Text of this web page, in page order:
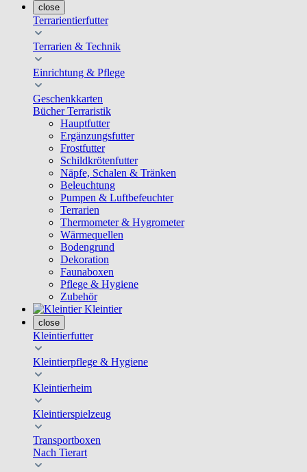
close
Terrarientierfutter
Terrarien & Technik
Einrichtung & Pflege
Geschenkkarten
Bücher Terraristik
Hauptfutter
Ergänzungsfutter
Frostfutter
Schildkrötenfutter
Näpfe, Schalen & Tränken
Beleuchtung
Pumpen & Luftbefeuchter
Terrarien
Thermometer & Hygrometer
Wärmequellen
Bodengrund
Dekoration
Faunaboxen
Pflege & Hygiene
Zubehör
Kleintier
close
Kleintierfutter
Kleintierpflege & Hygiene
Kleintierheim
Kleintierspielzeug
Transportboxen
Nach Tierart